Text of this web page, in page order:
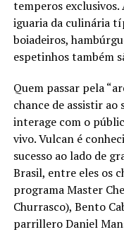
temperos
iguaria da culinária
boiadeiros,
espetinhos também
Quem passar pela
chance de assistir ao
interage com o
vivo. Vulcan é
sucesso ao lado de
Brasil, entre eles os
programa Master
Churrasco), Bento
parrillero Daniel